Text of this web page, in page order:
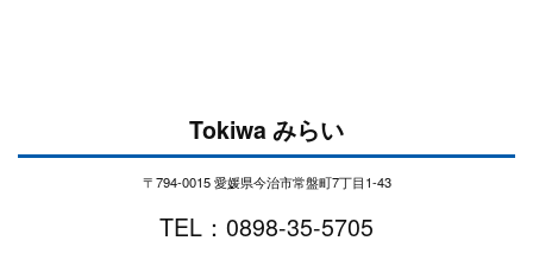
Tokiwa みらい
〒794-0015 愛媛県今治市常盤町7丁目1-43
TEL：0898-35-5705